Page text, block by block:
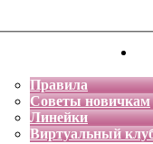
Энциклопедия кошек
Правила
Советы новичкам
Линейки
Виртуальный